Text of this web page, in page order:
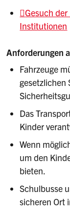
Gesuch
Institutionen
Anforderungen
Fahrzeuge
gesetzlichen
Das
Kinder
Wenn
um den
bieten.
Schulbusse
sicheren Ort